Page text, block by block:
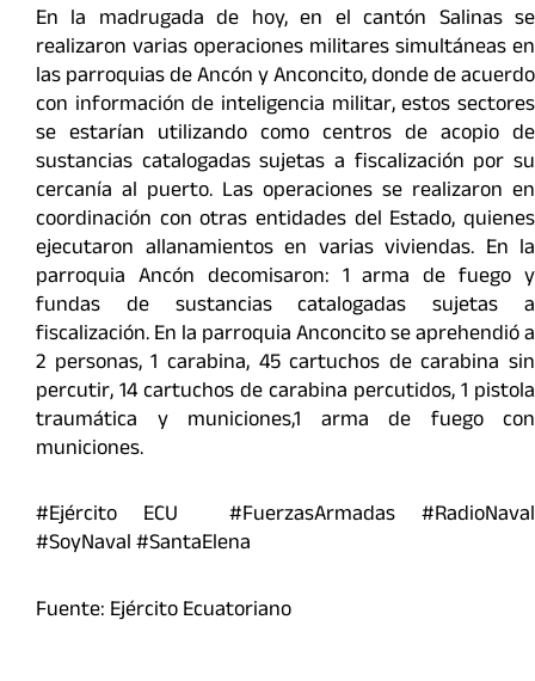
En la madrugada de hoy, en el cantón Salinas se
realizaron varias operaciones militares simultáneas en
las parroquias de Ancón y Anconcito, donde de acuerdo
con información de inteligencia militar, estos sectores
se estarían utilizando como centros de acopio de
sustancias catalogadas sujetas a fiscalización por su
cercanía al puerto. Las operaciones se realizaron en
coordinación con otras entidades del Estado, quienes
ejecutaron allanamientos en varias viviendas. En la
parroquia Ancón decomisaron: 1 arma de fuego y
fundas de sustancias catalogadas sujetas a
fiscalización. En la parroquia Anconcito se aprehendió a
2 personas, 1 carabina, 45 cartuchos de carabina sin
percutir, 14 cartuchos de carabina percutidos, 1 pistola
traumática y municiones,1 arma de fuego con
municiones.
#Ejército ECU #FuerzasArmadas #RadioNaval
#SoyNaval #SantaElena
Fuente: Ejército Ecuatoriano